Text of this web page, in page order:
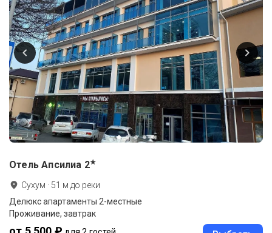
Отель Апсилиа 2★
Сухум · 51 м до реки
Делюкс апартаменты 2-местные
Проживание, завтрак